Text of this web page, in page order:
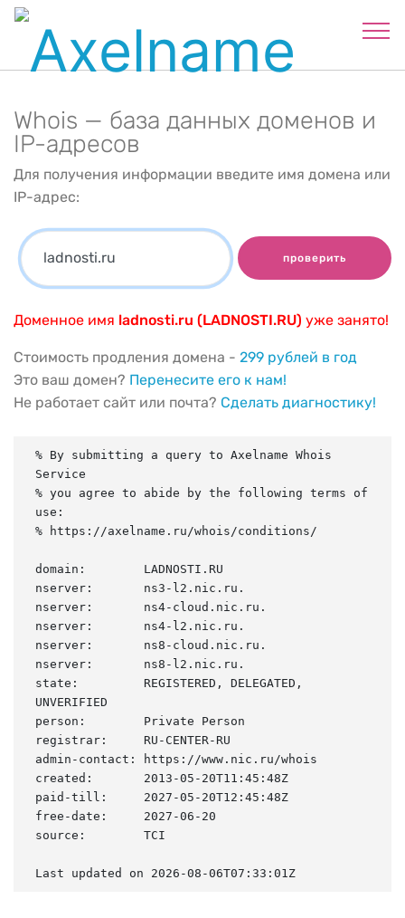
Whois — база данных доменов и
IP-адресов
Для получения информации введите имя домена или
IP-адрес:
проверить
Доменное имя ladnosti.ru (LADNOSTI.RU) уже занято!
Стоимость продления домена - 299 рублей в год
Это ваш домен? Перенесите его к нам!
Не работает сайт или почта? Сделать диагностику!
% By submitting a query to Axelname Whois
Service
% you agree to abide by the following terms of
use:
% https://axelname.ru/whois/conditions/
domain:        LADNOSTI.RU
nserver:       ns3-l2.nic.ru.
nserver:       ns4-cloud.nic.ru.
nserver:       ns4-l2.nic.ru.
nserver:       ns8-cloud.nic.ru.
nserver:       ns8-l2.nic.ru.
state:         REGISTERED, DELEGATED,
UNVERIFIED
person:        Private Person
registrar:     RU-CENTER-RU
admin-contact: https://www.nic.ru/whois
created:       2013-05-20T11:45:48Z
paid-till:     2027-05-20T12:45:48Z
free-date:     2027-06-20
source:        TCI
Last updated on 2026-08-06T07:33:01Z